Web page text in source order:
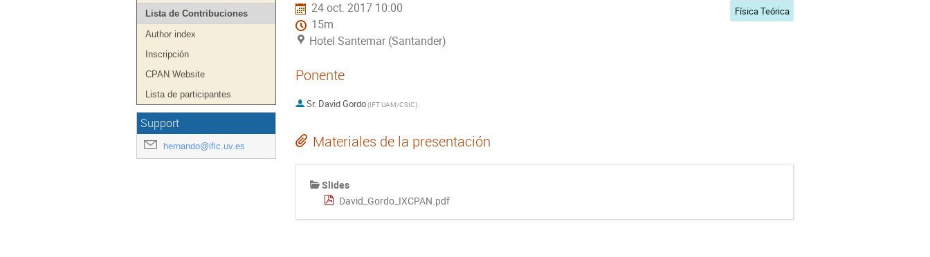
Lista de Contribuciones
Author index
Inscripción
CPAN Website
Lista de participantes
Support
hernando@ific.uv.es
24 oct. 2017 10:00
15m
Hotel Santemar (Santander)
Física Teórica
Ponente
Sr. David Gordo(IFT UAM/CSIC)
Materiales de la presentación
Slides
David_Gordo_IXCPAN.pdf